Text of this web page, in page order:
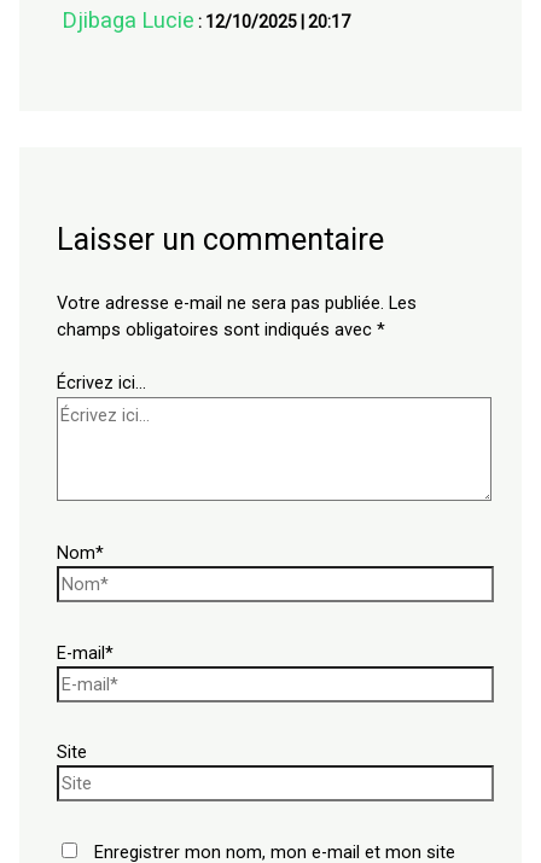
Djibaga Lucie : 12/10/2025 |20:17
Laisser un commentaire
Votre adresse e-mail ne sera pas publiée. Les
champs obligatoires sont indiqués avec*
Écrivez ici…
Nom*
E-mail*
Site
Enregistrer mon nom, mon e-mail et mon site